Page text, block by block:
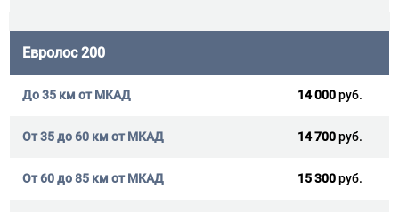
Евролос 200
14 000руб.
14 700руб.
15 300руб.